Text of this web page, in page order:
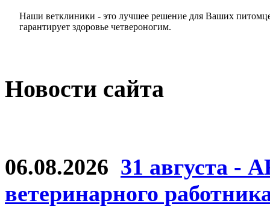
Наши ветклиники - это лучшее решение для Ваших
гарантирует здоровье четвероногим.
Новости сайта
06.08.2026 31 августа -
ветеринарного